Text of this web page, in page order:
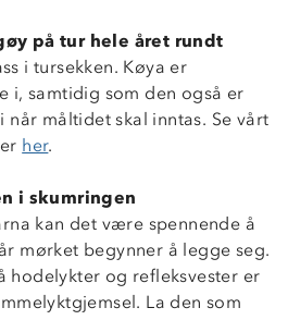
på tur hele året rundt
i tursekken. Køya er
i, samtidig som den også er
når måltidet skal inntas. Se vårt
her.
i skumringen
kan det være spennende å
mørket begynner å legge seg.
hodelykter og refleksvester er
La den som